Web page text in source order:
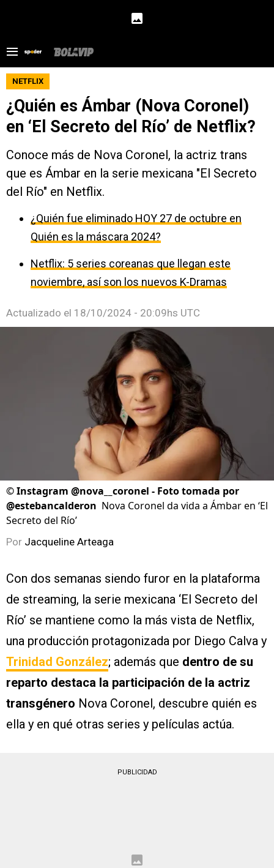
NETFLIX
¿Quién es Ámbar (Nova Coronel)
en ‘El Secreto del Río’ de Netflix?
Conoce más de Nova Coronel, la actriz trans
que es Ámbar en la serie mexicana "El Secreto
del Río" en Netflix.
¿Quién fue eliminado HOY 27 de octubre en
Quién es la máscara 2024?
Netflix: 5 series coreanas que llegan este
noviembre, así son los nuevos K-Dramas
Actualizado el 18/10/2024 - 20:09hs UTC
©Instagram @nova__coronel - Foto tomada por
@estebancalderon Nova Coronel da vida a Ámbar en ‘El
Secreto del Río’
Por Jacqueline Arteaga
Con dos semanas siendo furor en la plataforma
de streaming, la serie mexicana ‘El Secreto del
Río’ se mantiene como la más vista de Netflix,
una producción protagonizada por Diego Calva y
Trinidad González; además que dentro de su
reparto destaca la participación de la actriz
transgénero Nova Coronel, descubre quién es
ella y en qué otras series y películas actúa.
PUBLICIDAD